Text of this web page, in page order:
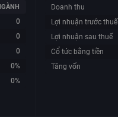
0
0
0
0%
0%
Doanh thu
Lợi nhuận trước thuế
Lợi nhuận sau thuế
Cổ tức bằng tiền
Tăng vốn